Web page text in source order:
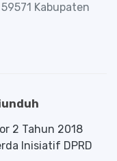
Kabupaten
2 Tahun 2018
Inisiatif DPRD